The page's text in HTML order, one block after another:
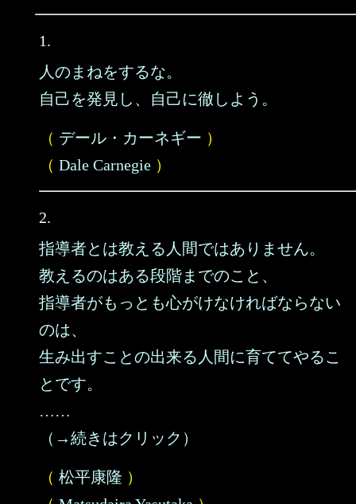
1.
人のまねをするな。
自己を発見し、自己に徹しよう。
（ デール・カーネギー ）
（ Dale Carnegie ）
2.
指導者とは教える人間ではありません。
教えるのはある段階までのこと、
指導者がもっとも心がけなければならない
のは、
生み出すことの出来る人間に育ててやるこ
とです。
……
（→続きはクリック）
（ 松平康隆 ）